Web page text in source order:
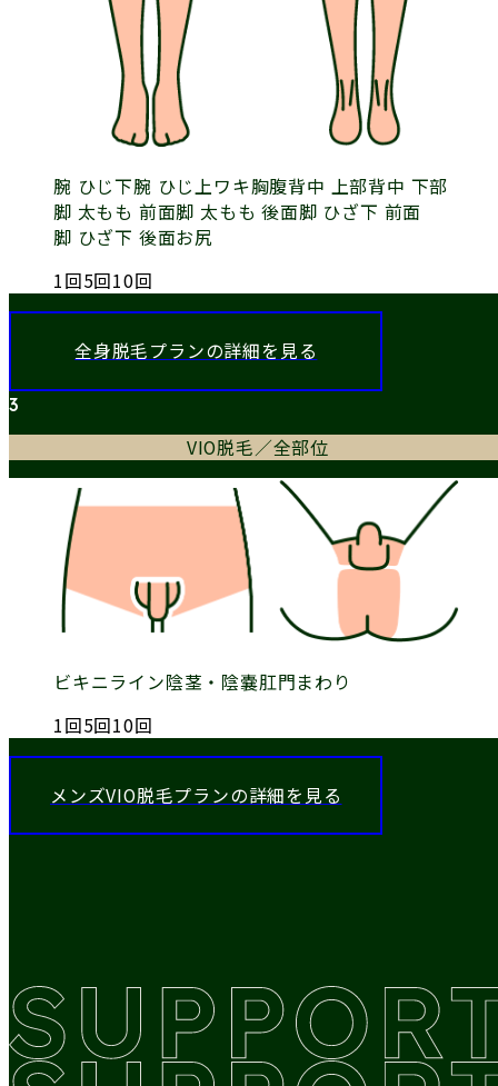
腕 ひじ下腕 ひじ上ワキ胸腹背中 上部背中 下部
脚 太もも 前面脚 太もも 後面脚 ひざ下 前面
脚 ひざ下 後面お尻
1回5回10回
全身脱毛プランの詳細を見る
3
VIO脱毛／全部位
ビキニライン陰茎・陰嚢肛門まわり
1回5回10回
メンズVIO脱毛プランの詳細を見る